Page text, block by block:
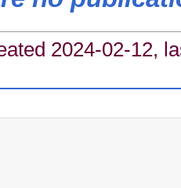
2024-02-12,